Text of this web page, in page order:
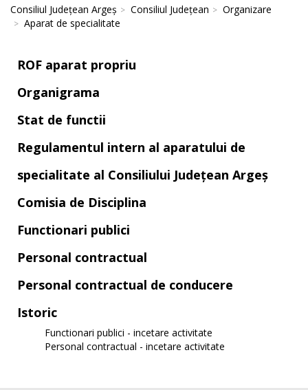
Consiliul Județean Argeș Consiliul Județean
Organizare
Aparat de specialitate
ROF aparat propriu
Organigrama
Stat de functii
Regulamentul intern al aparatului de
specialitate al Consiliului Județean Argeș
Comisia de Disciplina
Functionari publici
Personal contractual
Personal contractual de conducere
Istoric
Functionari publici - incetare activitate
Personal contractual - incetare activitate